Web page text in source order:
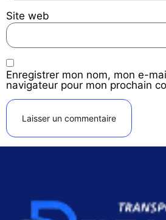
Site web
Enregistrer mon nom, mon e-
navigateur pour mon prochain